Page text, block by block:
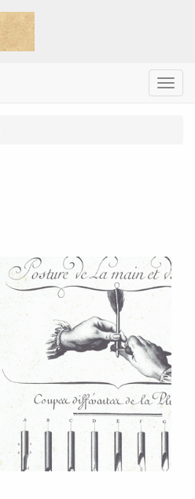
Menu